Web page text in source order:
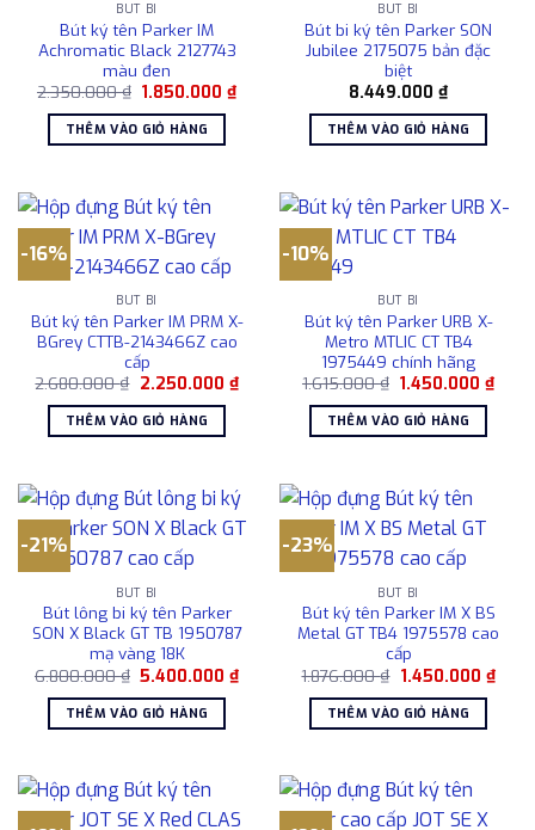
BÚT BI
Bút ký tên Parker IM
Achromatic Black 2127743
màu đen
2.350.000₫ Giá
là:
2.350.000 ₫.
1.850.000₫Giá
hiện
1.850.000 ₫.
THÊM VÀO GIỎ HÀNG
BÚT BI
Bút bi ký tên Parker SON
Jubilee 2175075 bản đặc
biệt
8.449.000 ₫
THÊM VÀO GIỎ HÀNG
-16%
BÚT BI
Bút ký tên Parker IM PRM X-
BGrey CTTB-2143466Z cao
cấp
2.680.000₫ Giá
là:
2.680.000 ₫.
2.250.000 ₫Giá
THÊM VÀO GIỎ HÀNG
-10%
BÚT BI
Bút ký tên Parker URB X-
Metro MTLIC CT TB4
1975449 chính hãng
1.615.000₫ Giá
là:
1.615.000 ₫.
1.450.000₫Giá
THÊM VÀO GIỎ HÀNG
-21%
BÚT BI
Bút lông bi ký tên Parker
SON X Black GT TB 1950787
mạ vàng 18K
6.800.000₫ Giá
là:
6.800.000 ₫.
5.400.000₫Giá
hiện
5.400.000 ₫.
THÊM VÀO GIỎ HÀNG
-23%
BÚT BI
Bút ký tên Parker IM X BS
Metal GT TB4 1975578 cao
cấp
1.876.000₫ Giá
là:
1.876.000 ₫.
1.450.000 ₫Giá
hiện
THÊM VÀO GIỎ HÀNG